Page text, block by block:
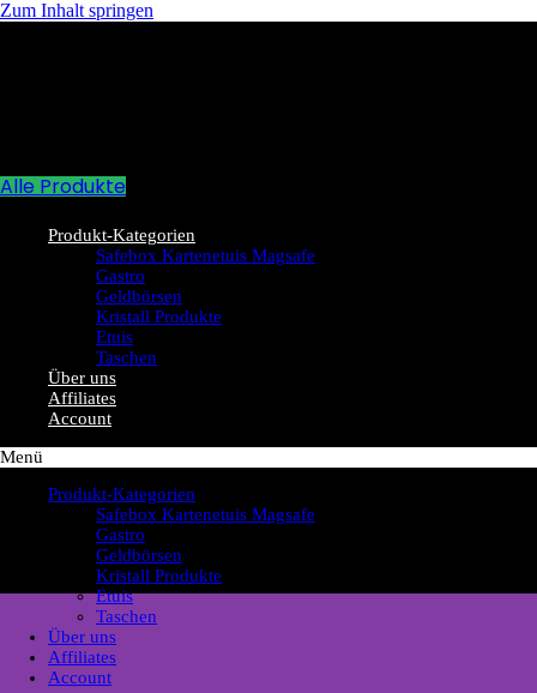
Zum Inhalt springen
Alle Produkte
Produkt-Kategorien
Safebox Kartenetuis Magsafe
Gastro
Geldbörsen
Kristall Produkte
Etuis
Taschen
Über uns
Affiliates
Account
Menü
Produkt-Kategorien
Safebox Kartenetuis Magsafe
Gastro
Geldbörsen
Kristall Produkte
Etuis
Taschen
Über uns
Affiliates
Account